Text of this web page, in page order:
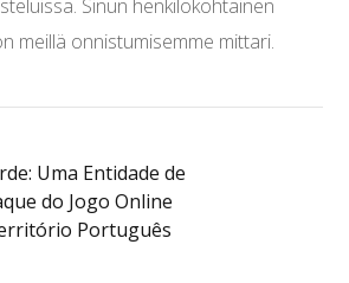
Sinun henkilökohtainen
meillä onnistumisemme mittari.
Uma Entidade de
do Jogo Online
Português